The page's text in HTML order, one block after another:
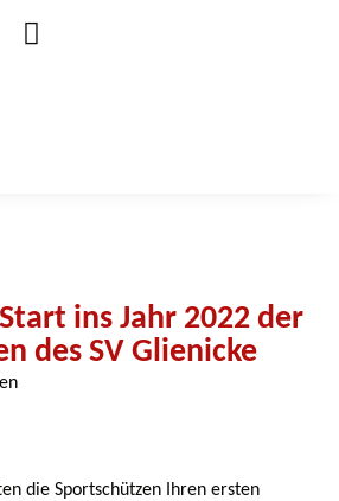
ins Jahr 2022 der
des SV Glienicke
die Sportschützen Ihren ersten